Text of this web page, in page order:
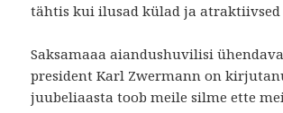
tähtis kui ilusad külad ja atraktiivsed
Saksamaaa aiandushuvilisi
president Karl Zwermann on
juubeliaasta toob meile silme ette